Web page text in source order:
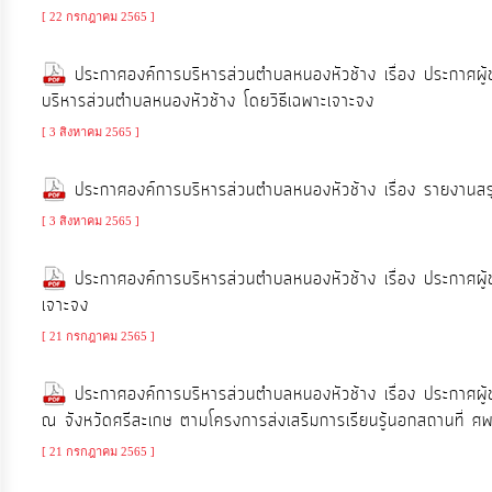
[ 22 กรกฎาคม 2565 ]
ประกาศองค์การบริหารส่วนตำบลหนองหัวช้าง เรื่อง ประกาศ
บริหารส่วนตำบลหนองหัวช้าง โดยวิธีเฉพาะเจาะจง
[ 3 สิงหาคม 2565 ]
ประกาศองค์การบริหารส่วนตำบลหนองหัวช้าง เรื่อง รายง
[ 3 สิงหาคม 2565 ]
ประกาศองค์การบริหารส่วนตำบลหนองหัวช้าง เรื่อง ประกา
เจาะจง
[ 21 กรกฎาคม 2565 ]
ประกาศองค์การบริหารส่วนตำบลหนองหัวช้าง เรื่อง ประกาศ
ณ จังหวัดศรีสะเกษ ตามโครงการส่งเสริมการเรียนรู้นอกสถาน
[ 21 กรกฎาคม 2565 ]